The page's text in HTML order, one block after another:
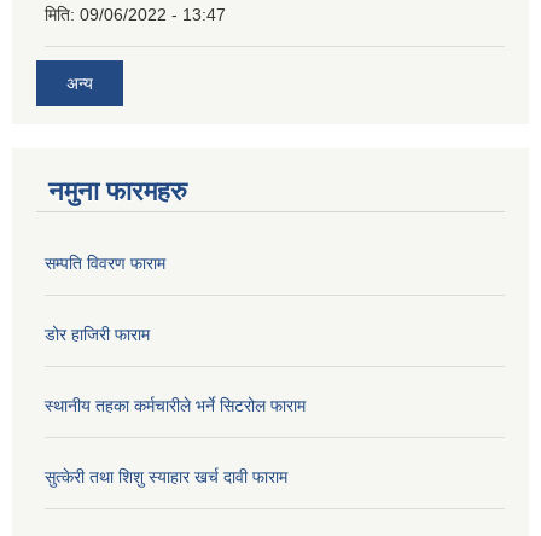
मिति: 09/06/2022 - 13:47
अन्य
नमुना फारमहरु
सम्पति विवरण फाराम
डोर हाजिरी फाराम
स्थानीय तहका कर्मचारीले भर्ने सिटरोल फाराम
सुत्केरी तथा शिशु स्याहार खर्च दावी फाराम